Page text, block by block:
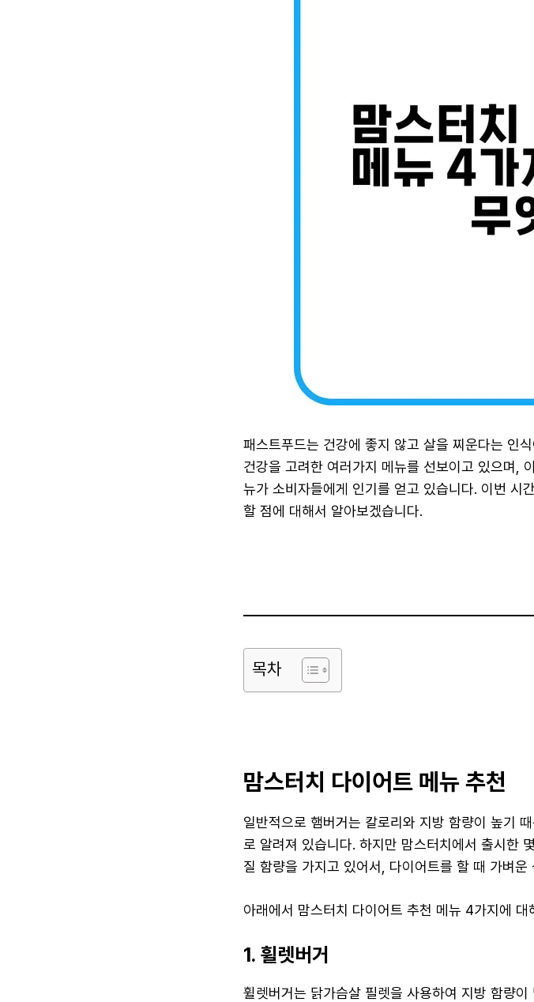
패스트푸드는 건강에 좋지 않고 살을 찌운다는 인
건강을 고려한 여러가지 메뉴를 선보이고 있으며,
뉴가 소비자들에게 인기를 얻고 있습니다. 이번 시
할 점에 대해서 알아보겠습니다.
목차
맘스터치 다이어트 메뉴 추천
일반적으로 햄버거는 칼로리와 지방 함량이 높기
로 알려져 있습니다. 하지만 맘스터치에서 출시한
질 함량을 가지고 있어서, 다이어트를 할 때 가벼
아래에서 맘스터치 다이어트 추천 메뉴 4가지에 대
1. 휠렛버거
휠렛버거는 닭가슴살 필렛을 사용하여 지방 함량